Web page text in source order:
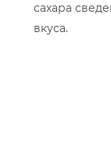
сахара
вкуса.